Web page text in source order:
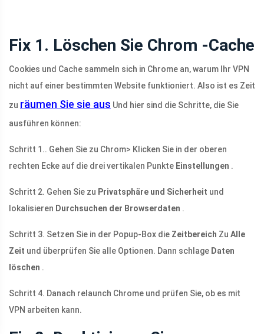
Fix 1. Löschen Sie Chrom -Cache
Cookies und Cache sammeln sich in Chrome an, warum Ihr VPN
nicht auf einer bestimmten Website funktioniert. Also ist es Zeit
zu räumen Sie sie aus Und hier sind die Schritte, die Sie
ausführen können:
Schritt 1.. Gehen Sie zu Chrom> Klicken Sie in der oberen
rechten Ecke auf die drei vertikalen Punkte Einstellungen .
Schritt 2. Gehen Sie zu Privatsphäre und Sicherheit und
lokalisieren Durchsuchen der Browserdaten .
Schritt 3. Setzen Sie in der Popup-Box die Zeitbereich Zu Alle
Zeit und überprüfen Sie alle Optionen. Dann schlage Daten
löschen .
Schritt 4. Danach relaunch Chrome und prüfen Sie, ob es mit
VPN arbeiten kann.